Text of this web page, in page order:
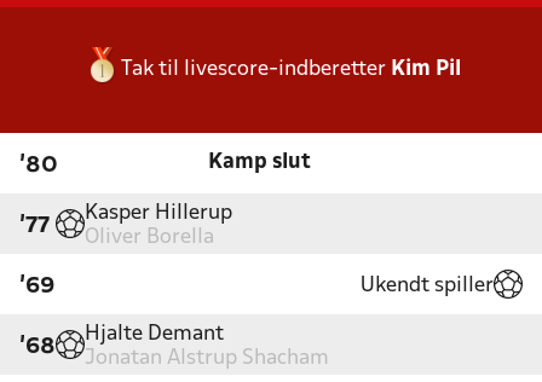
Tak til livescore-indberetter Kim Pil
'80 Kamp slut
'77
Kasper Hillerup
Oliver Borella
'69 Ukendt spiller
'68
Hjalte Demant
Jonatan Alstrup Shacham